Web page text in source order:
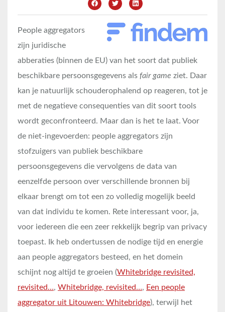
People aggregators
zijn juridische
abberaties (binnen de EU) van het soort dat publiek
beschikbare persoonsgegevens als fair game ziet. Daar
kan je natuurlijk schouderophalend op reageren, tot je
met de negatieve consequenties van dit soort tools
wordt geconfronteerd. Maar dan is het te laat. Voor
de niet-ingevoerden: people aggregators zijn
stofzuigers van publiek beschikbare
persoonsgegevens die vervolgens de data van
eenzelfde persoon over verschillende bronnen bij
elkaar brengt om tot een zo volledig mogelijk beeld
van dat individu te komen. Rete interessant voor, ja,
voor iedereen die een zeer rekkelijk begrip van privacy
toepast. Ik heb ondertussen de nodige tijd en energie
aan people aggregators besteed, en het domein
schijnt nog altijd te groeien (Whitebridge revisited,
revisited…, Whitebridge, revisited…, Een people
aggregator uit Litouwen: Whitebridge), terwijl het